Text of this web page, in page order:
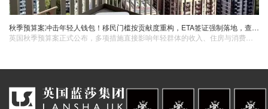
秋季预算案冲击年轻人钱包！移民门槛按贡献度重构，ETA签证强制落地，查尔斯国王病情加重引皇室暗涌……